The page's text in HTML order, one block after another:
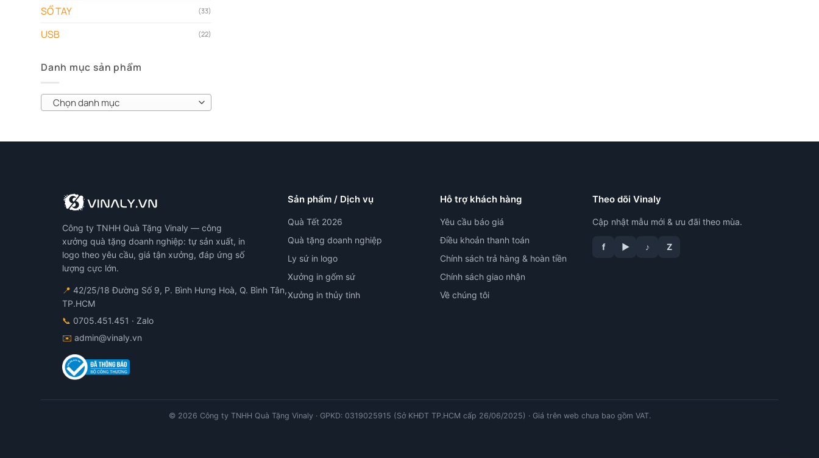
SỔ TAY (33)
USB (22)
Danh mục sản phẩm
Chọn danh mục
Công ty TNHH Quà Tặng Vinaly — công
xưởng quà tặng doanh nghiệp: tự sản xuất, in
logo theo yêu cầu, giá tận xưởng, đáp ứng số
lượng cực lớn.
📍 42/25/18 Đường Số 9, P. Bình Hưng Hoà, Q. Bình Tân,
TP.HCM
📞 0705.451.451 · Zalo
✉️ admin@vinaly.vn
Sản phẩm / Dịch vụ
Quà Tết 2026
Quà tặng doanh nghiệp
Ly sứ in logo
Xưởng in gốm sứ
Xưởng in thủy tinh
Hỗ trợ khách hàng
Yêu cầu báo giá
Điều khoản thanh toán
Chính sách trả hàng & hoàn tiền
Chính sách giao nhận
Về chúng tôi
Theo dõi Vinaly
Cập nhật mẫu mới & ưu đãi theo mùa.
f ▶ ♪ Z
© 2026 Công ty TNHH Quà Tặng Vinaly · GPKD: 0319025915 (Sở KHĐT TP.HCM cấp 26/06/2025) · Giá trên web chưa bao gồm VAT.